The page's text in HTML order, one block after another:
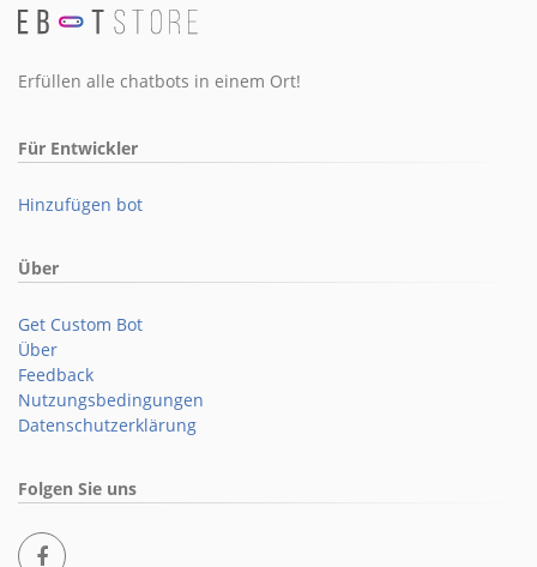
Erfüllen alle chatbots in einem Ort!
Für Entwickler
Hinzufügen bot
Über
Get Custom Bot
Über
Feedback
Nutzungsbedingungen
Datenschutzerklärung
Folgen Sie uns